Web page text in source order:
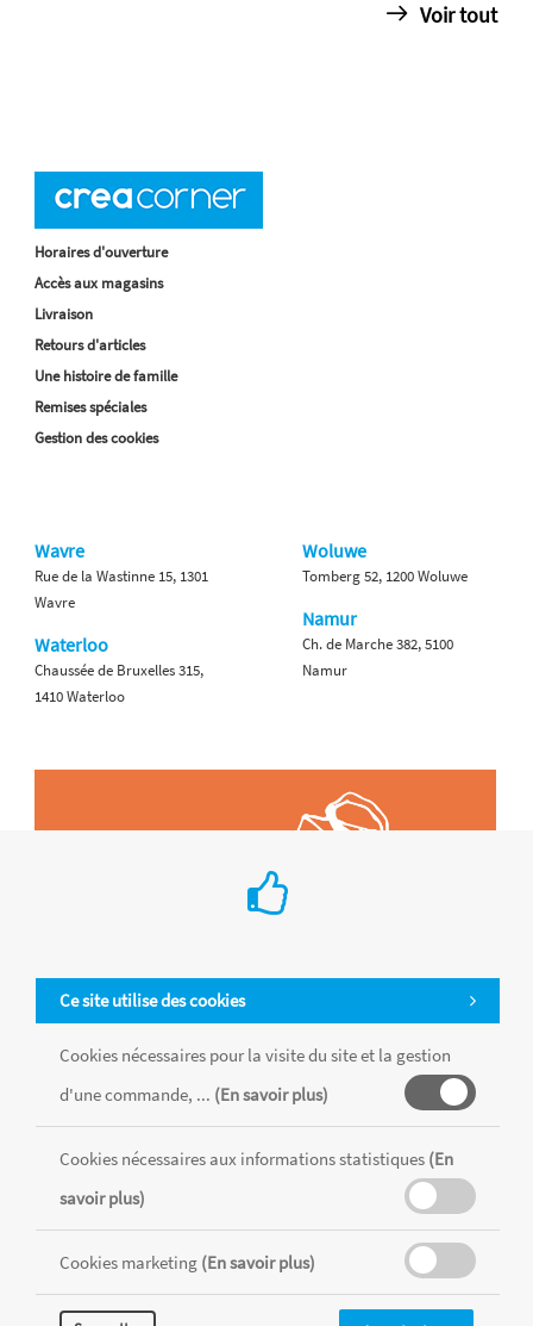
Voir tout
Ce site utilise des cookies
Cookies nécessaires pour la visite du site et la gestion
d'une commande, ... (En savoir plus)
Cookies nécessaires aux informations statistiques (En
savoir plus)
Cookies marketing (En savoir plus)
Horaires d'ouverture
Accès aux magasins
Livraison
Retours d'articles
Une histoire de famille
Remises spéciales
Gestion des cookies
Wavre
Rue de la Wastinne 15, 1301
Wavre
Waterloo
Chaussée de Bruxelles 315,
1410 Waterloo
Woluwe
Tomberg 52, 1200 Woluwe
Namur
Ch. de Marche 382, 5100
Namur
Tous les produits sont vendus dans la limite des stocks disponibles de
chaque magasin, toutes taxes comprises.
MENTIONS LÉGALES CONDITIONS GÉNÉRALES